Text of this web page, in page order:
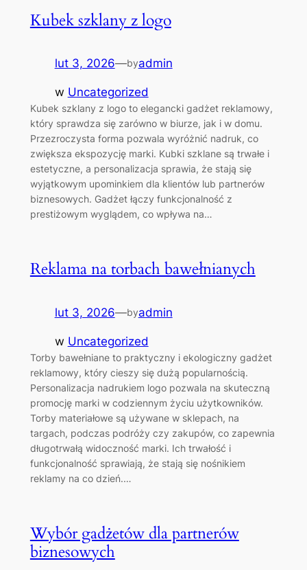
Kubek szklany z logo
lut 3, 2026—byadmin
w Uncategorized
Kubek szklany z logo to elegancki gadżet reklamowy,
który sprawdza się zarówno w biurze, jak i w domu.
Przezroczysta forma pozwala wyróżnić nadruk, co
zwiększa ekspozycję marki. Kubki szklane są trwałe i
estetyczne, a personalizacja sprawia, że stają się
wyjątkowym upominkiem dla klientów lub partnerów
biznesowych. Gadżet łączy funkcjonalność z
prestiżowym wyglądem, co wpływa na…
Reklama na torbach bawełnianych
lut 3, 2026—byadmin
w Uncategorized
Torby bawełniane to praktyczny i ekologiczny gadżet
reklamowy, który cieszy się dużą popularnością.
Personalizacja nadrukiem logo pozwala na skuteczną
promocję marki w codziennym życiu użytkowników.
Torby materiałowe są używane w sklepach, na
targach, podczas podróży czy zakupów, co zapewnia
długotrwałą widoczność marki. Ich trwałość i
funkcjonalność sprawiają, że stają się nośnikiem
reklamy na co dzień.…
Wybór gadżetów dla partnerów
biznesowych